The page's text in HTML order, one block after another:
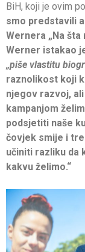
BiH, koji je ovim
smo predstavili
Wernera „Na šta
Werner istakao
„piše vlastitu
raznolikost koji
njegov razvoj,
kampanjom
podsjetiti naše
čovjek smije i
učiniti razliku da
kakvu želimo.“